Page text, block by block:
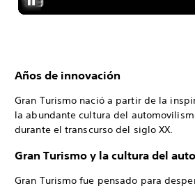
Años de innovación
Gran Turismo nació a partir de la
la abundante cultura del
durante el transcurso del siglo XX.
Gran Turismo y la cultura del
Gran Turismo fue pensado para